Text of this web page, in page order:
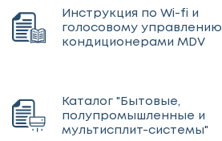
Инструкция по Wi-fi и
голосовому управлению
кондиционерами MDV
Каталог "Бытовые,
полупромышленные и
мультисплит-системы"